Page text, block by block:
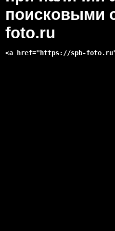
поисковыми
foto.ru
<a href="https://spb-